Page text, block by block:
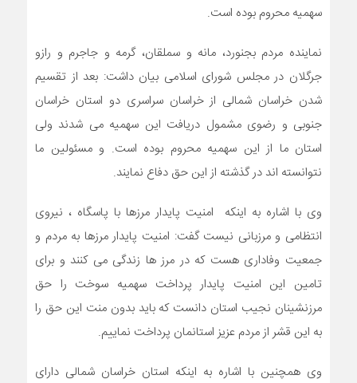
سهمیه محروم بوده است.
نماینده مردم بجنورد، مانه و سملقان، گرمه و جاجرم و رازو
جرگلان در مجلس شورای اسلامی بیان داشت: بعد از تقسیم
شدن خراسان شمالی از خراسان سراسری دو استان خراسان
جنوبی و رضوی مشمول دریافت این سهمیه می شدند ولی
استان ما از این سهمیه محروم بوده است. و مسئولین ما
نتوانسته اند در گذشته از این حق دفاع نمایند.
وی با اشاره به اینکه امنیت پایدار مرزها با پاسگاه ، نیروی
انتظامی و مرزبانی نیست گفت: امنیت پایدار مرزها به مردم و
جمعیت وفاداری هست که در مرز ها زندگی می کنند و برای
تامین این امنیت پایدار پرداخت سهمیه سوخت را حق
مرزنشینان نجیب استان دانست که باید بدون منت این حق را
به این قشر از مردم عزیز استانمان پرداخت نماییم.
وی همچنین با اشاره به اینکه استان خراسان شمالی دارای